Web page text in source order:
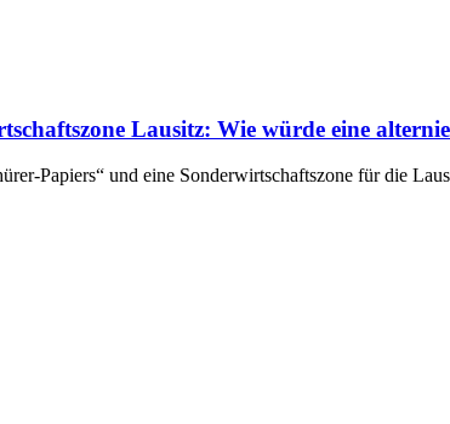
Lausitz: Wie würde eine
Papiers“ und eine Sonderwirtschaftszone für die